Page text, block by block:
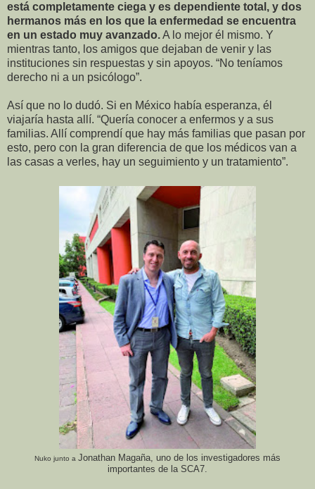
está completamente ciega y es dependiente total, y dos
hermanos más en los que la enfermedad se encuentra
en un estado muy avanzado.A lo mejor él mismo. Y
mientras tanto, los amigos que dejaban de venir y las
instituciones sin respuestas y sin apoyos. “No teníamos
derecho ni a un psicólogo”.
Así que no lo dudó. Si en México había esperanza, él
viajaría hasta allí. “Quería conocer a enfermos y a sus
familias. Allí comprendí que hay más familias que pasan por
esto, pero con la gran diferencia de que los médicos van a
las casas a verles, hay un seguimiento y un tratamiento”.
Nuko junto a Jonathan Magaña, uno de los investigadores más
importantes de la SCA7.